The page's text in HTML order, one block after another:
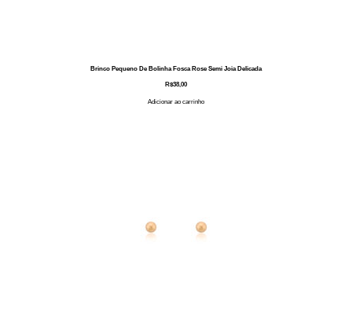
Brinco Pequeno De Bolinha Fosca Rose Semi Joia Delicada
R$38,00
Adicionar ao carrinho